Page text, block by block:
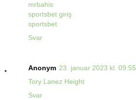
mrbahis
sportsbet giriş
sportsbet
Svar
Anonym 23. januar 2023 kl. 09:55
Tory Lanez Height
Svar